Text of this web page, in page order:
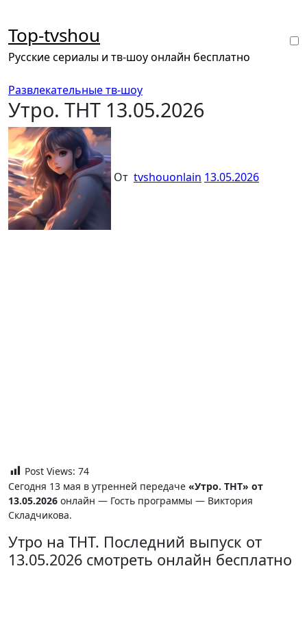
содержанию
Top-tvshou
Русские сериалы и тв-шоу онлайн бесплатно
Развлекательные тв-шоу
Утро. ТНТ 13.05.2026
От tvshouonlain 13.05.2026
Post Views: 74
Сегодня 13 мая в утренней передаче «Утро. ТНТ» от
13.05.2026 онлайн — Гость программы — Виктория
Складчикова.
Утро на ТНТ. Последний выпуск от
13.05.2026 смотреть онлайн бесплатно